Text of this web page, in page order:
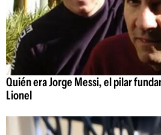
Quién era Jorge Messi, el pilar
Lionel